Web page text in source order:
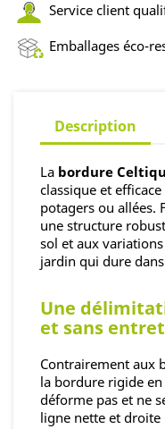
Service client
Emballages éco-
Description
La bordure
classique et
potagers ou allées.
une structure
sol et aux
jardin qui dure
Une
et sans
Contrairement aux
la bordure rigide
déforme pas et ne
ligne nette et droite